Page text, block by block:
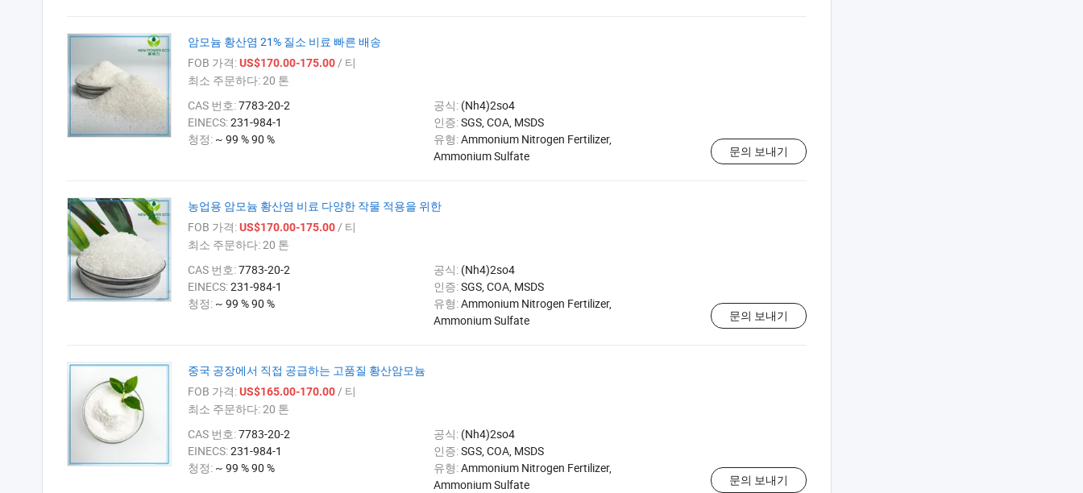
암모늄 황산염 21% 질소 비료 빠른 배송
FOB 가격:US$170.00-175.00/ 티
최소 주문하다:20 톤
CAS 번호:7783-20-2 공식: (Nh4)2so4
EINECS:231-984-1 인증:SGS, COA, MSDS
청정: ~ 99 % 90 % 유형:Ammonium Nitrogen Fertilizer,
Ammonium Sulfate
문의 보내기
농업용 암모늄 황산염 비료 다양한 작물 적용을 위한
FOB 가격:US$170.00-175.00/ 티
최소 주문하다:20 톤
CAS 번호:7783-20-2 공식: (Nh4)2so4
EINECS:231-984-1 인증:SGS, COA, MSDS
청정: ~ 99 % 90 % 유형:Ammonium Nitrogen Fertilizer,
Ammonium Sulfate
문의 보내기
중국 공장에서 직접 공급하는 고품질 황산암모늄
FOB 가격:US$165.00-170.00/ 티
최소 주문하다:20 톤
CAS 번호:7783-20-2 공식: (Nh4)2so4
EINECS:231-984-1 인증:SGS, COA, MSDS
청정: ~ 99 % 90 % 유형:Ammonium Nitrogen Fertilizer,
Ammonium Sulfate
문의 보내기